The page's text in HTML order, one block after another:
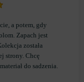
a potem, gdy
Zapach jest
została
strony. Chcę
do sadzenia.